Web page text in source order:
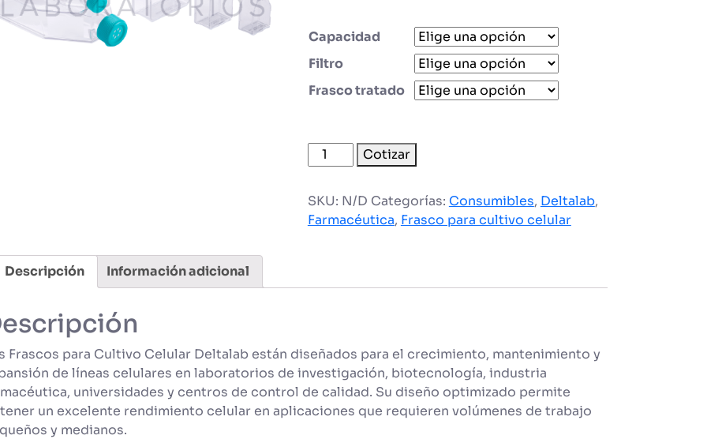
Capacidad
Filtro
Frasco tratado
Frascos
para
Celular
cantidad
Cotizar
SKU: N/D Categorías: Consumibles, Deltalab,
Farmacéutica, Frasco para cultivo celular
Descripción Información adicional
Frascos para Cultivo Celular Deltalab están diseñados para el crecimiento, mantenimiento y
de líneas celulares en laboratorios de investigación, biotecnología, industria
universidades y centros de control de calidad. Su diseño optimizado permite
un excelente rendimiento celular en aplicaciones que requieren volúmenes de trabajo
y medianos.